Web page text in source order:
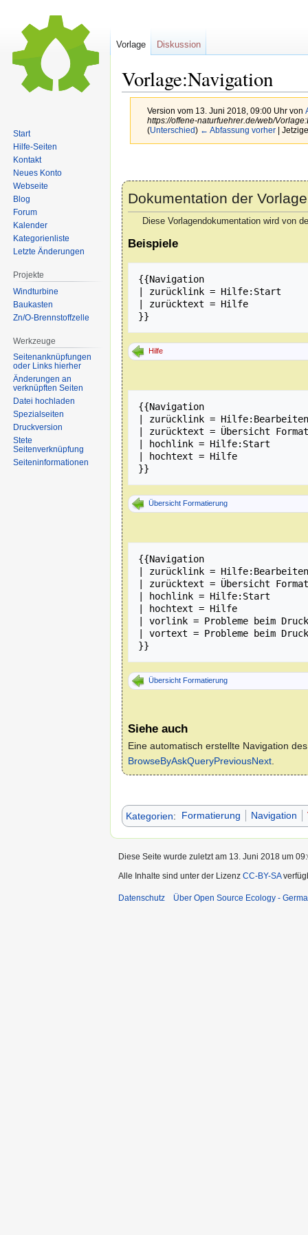
Vorlage:Navigation
Version vom 13. Juni 2018, 09:00 Uhr von
https://offene-naturfuehrer.de/web/
(Unterschied) ← Abfassung vorher|
springen
springen
Dokumentation der Vorlage
Diese Vorlagendokumentation wird von
Beispiele
{{Navigation
| zurücklink = Hilfe:Start
| zurücktext = Hilfe
Hilfe
{{Navigation
| zurücklink =
| zurücktext = Übersicht
| hochlink = Hilfe:Start
| hochtext = Hilfe
Übersicht Formatierung
{{Navigation
| zurücklink =
| zurücktext = Übersicht
| hochlink = Hilfe:Start
| hochtext = Hilfe
| vorlink = Probleme beim
| vortext = Probleme beim
Übersicht Formatierung
Siehe auch
Eine automatisch erstellte Navigation
BrowseByAskQueryPreviousNext.
Kategorien: Formatierung Navigation
Vorlage Diskussion
Start
Hilfe-Seiten
Kontakt
Neues Konto
Webseite
Blog
Forum
Kalender
Kategorienliste
Letzte Änderungen
Projekte
Windturbine
Baukasten
Zn/O-Brennstoffzelle
Werkzeuge
Seitenanknüpfungen
oder Links hierher
Änderungen an
verknüpften Seiten
Datei hochladen
Spezialseiten
Druckversion
Stete
Seitenverknüpfung
Seiten­informationen
Diese Seite wurde zuletzt am 13. Juni 2018 um
Alle Inhalte sind unter der Lizenz CC-BY-SA
Datenschutz Über Open Source Ecology -